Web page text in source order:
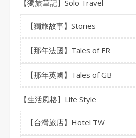
【獨旅筆記】Solo Travel
【獨旅故事】Stories
【那年法國】Tales of FR
【那年英國】Tales of GB
【生活風格】Life Style
【台灣旅店】Hotel TW